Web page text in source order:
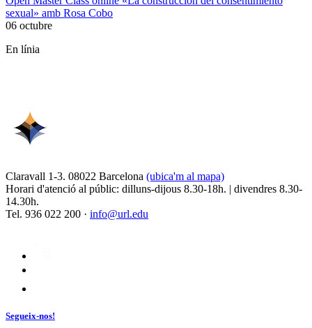
sexual» amb Rosa Cobo
06 octubre
En línia
Claravall 1-3. 08022 Barcelona (ubica'm al mapa)
Horari d'atenció al públic: dilluns-dijous 8.30-18h. | divendres 8.30-
14.30h.
Tel. 936 022 200 · info@url.edu
Segueix-nos!